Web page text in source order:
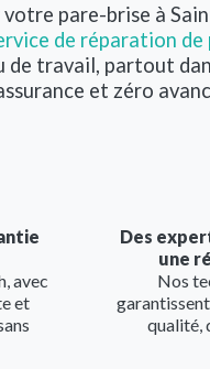
pare-brise à
de réparation
de travail, partout
et zéro
avec
et
Des
une
Nos
qualité,